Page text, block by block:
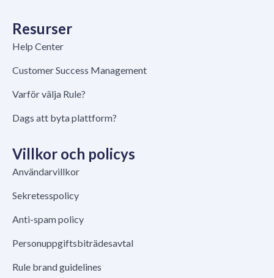
Resurser
Help Center
Customer Success Management
Varför välja Rule?
Dags att byta plattform?
Villkor och policys
Användarvillkor
Sekretesspolicy
Anti-spam policy
Personuppgiftsbiträdesavtal
Rule brand guidelines